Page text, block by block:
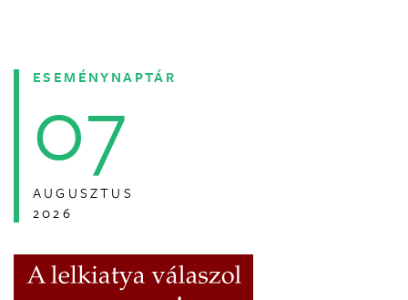
ESEMÉNYNAPTÁR
07
AUGUSZTUS
2026